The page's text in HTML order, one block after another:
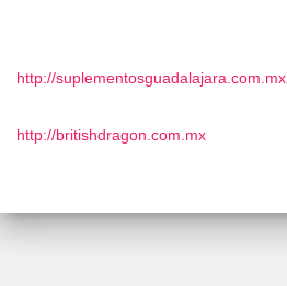
http://suplementosguadalajara.com.mx
http://britishdragon.com.mx